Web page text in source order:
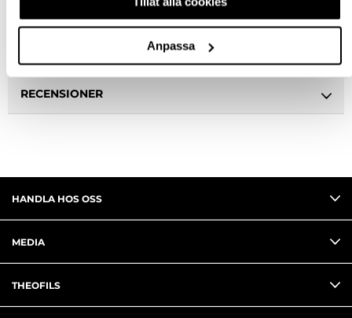
Anpassa
RECENSIONER
HANDLA HOS OSS
MEDIA
THEOFILS